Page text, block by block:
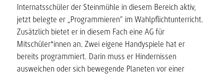
Internatsschüler der Steinmühle in diesem Bereich aktiv,
jetzt belegte er „Programmieren“ im Wahlpflichtunterricht.
Zusätzlich bietet er in diesem Fach eine AG für
Mitschüler*innen an. Zwei eigene Handyspiele hat er
bereits programmiert. Darin muss er Hindernissen
ausweichen oder sich bewegende Planeten vor einer